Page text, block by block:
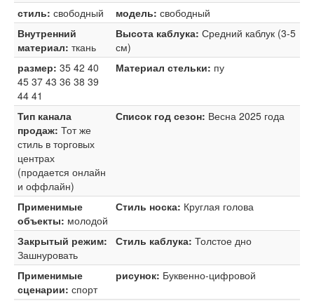
стиль: свободный модель: свободный
Внутренний
материал: ткань
Высота каблука: Средний каблук (3-5
см)
размер: 35 42 40
45 37 43 36 38 39
44 41
Материал стельки: пу
Тип канала
продаж: Тот же
стиль в торговых
центрах
(продается онлайн
и оффлайн)
Список год сезон: Весна 2025 года
Применимые
объекты: молодой
Стиль носка: Круглая голова
Закрытый режим:
Зашнуровать
Стиль каблука: Толстое дно
Применимые
сценарии: спорт
рисунок: Буквенно-цифровой